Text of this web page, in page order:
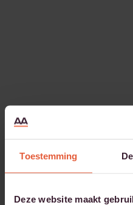
Toestemming
Deze website maakt